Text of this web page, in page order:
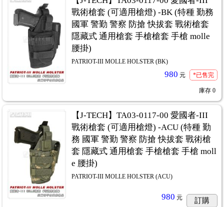
戰術槍套 (可適用槍燈) -BK (特種 勤務
國軍 警勤 警察 防搶 快拔套 戰術槍套
隱藏式 通用槍套 手槍槍套 手槍 molle
腰掛)
PATRIOT-III MOLLE HOLSTER (BK)
980 元 *已售完
庫存 0
【J-TECH】TA03-0117-00 愛國者-III
戰術槍套 (可適用槍燈) -ACU (特種 勤
務 國軍 警勤 警察 防搶 快拔套 戰術槍
套 隱藏式 通用槍套 手槍槍套 手槍 moll
e 腰掛)
PATRIOT-III MOLLE HOLSTER (ACU)
980 元 訂購